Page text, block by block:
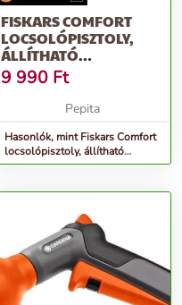
FISKARS COMFORT
LOCSOLÓPISZTOLY,
ÁLLÍTHATÓ
ÖNTÖZŐFEJ +
ÖNTÖZŐFEJ, MULTI
9 990 Ft
Pepita
Hasonlók, mint Fiskars Comfort
locsolópisztoly, állítható
öntözőfej + öntözőfej, multi